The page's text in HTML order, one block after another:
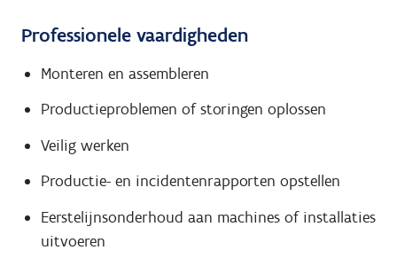
Professionele vaardigheden
Monteren en assembleren
Productieproblemen of storingen oplossen
Veilig werken
Productie- en incidentenrapporten opstellen
Eerstelijnsonderhoud aan machines of installaties
uitvoeren